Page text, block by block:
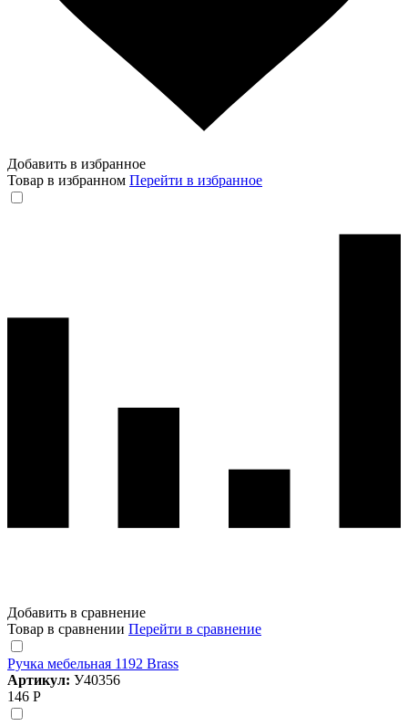
Добавить в избранное
Товар в избранном Перейти в избранное
Добавить в сравнение
Товар в сравнении Перейти в сравнение
Ручка мебельная 1192 Brass
Артикул: У40356
146 Р